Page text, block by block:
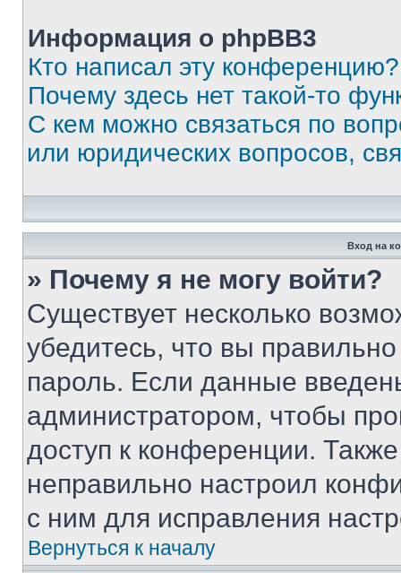
Информация о phpBB3
Кто написал эту конференцию?
Почему здесь нет такой-то
С кем можно связаться по
или юридических вопросов,
Вход на
» Почему я не могу войти?
Существует несколько
убедитесь, что вы
пароль. Если данные
администратором, чтобы
доступ к конференции.
неправильно настроил
с ним для исправления
Вернуться к началу